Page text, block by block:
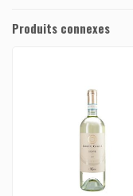
Produits connexes